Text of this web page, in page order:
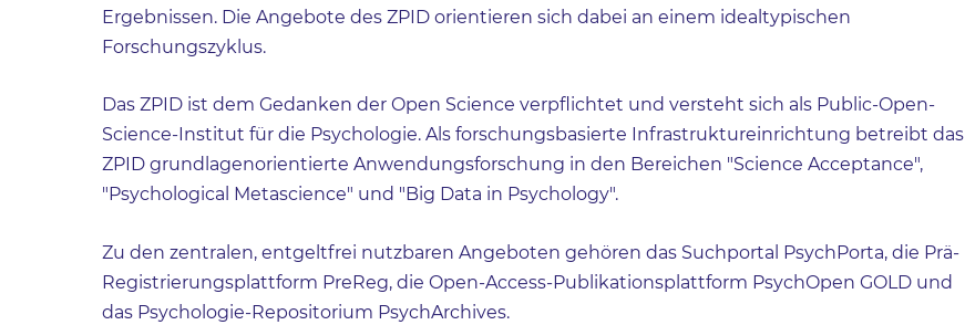
Ergebnissen. Die Angebote des ZPID orientieren sich dabei an einem idealtypischen
Forschungszyklus.
Das ZPID ist dem Gedanken der Open Science verpflichtet und versteht sich als Public-Open-
Science-Institut für die Psychologie. Als forschungsbasierte Infrastruktureinrichtung betreibt das
ZPID grundlagenorientierte Anwendungsforschung in den Bereichen "Science Acceptance",
"Psychological Metascience" und "Big Data in Psychology".
Zu den zentralen, entgeltfrei nutzbaren Angeboten gehören das Suchportal PsychPorta, die Prä-
Registrierungsplattform PreReg, die Open-Access-Publikationsplattform PsychOpen GOLD und
das Psychologie-Repositorium PsychArchives.